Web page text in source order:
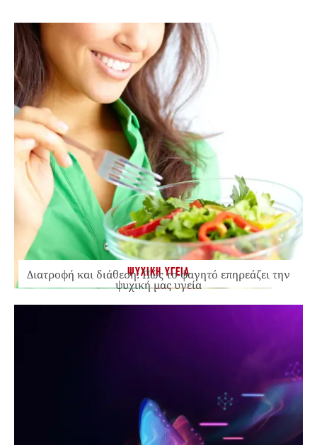
ΨΥΧΙΚΗ ΥΓΕΙΑ
Διατροφή και διάθεση: Πώς το φαγητό επηρεάζει την
ψυχική μας υγεία